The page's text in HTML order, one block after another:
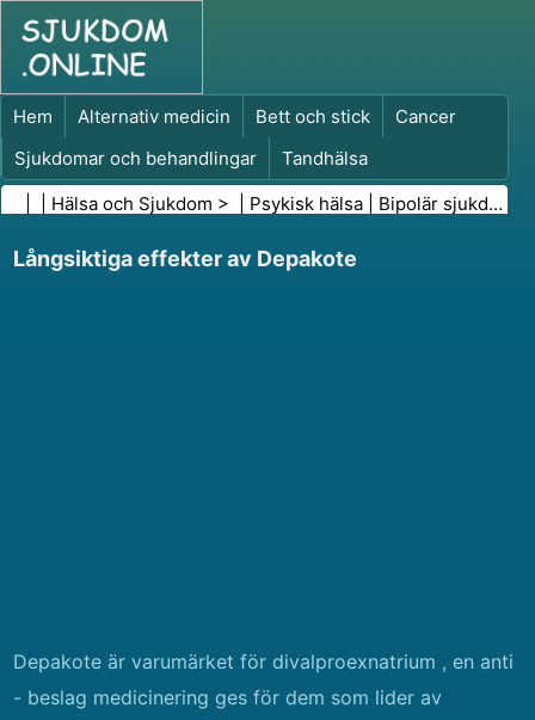
Hem Alternativ medicin Bett och stick
Cancer
Sjukdomar och behandlingar
Tandhälsa
Kost och näring
Familjehälsa
Hälsa och Sjukdom > | Psykisk hälsa Bipolär sjukdom
Långsiktiga effekter av Depakote
Depakote är varumärket för divalproexnatrium , en anti
- beslag medicinering ges för dem som lider av